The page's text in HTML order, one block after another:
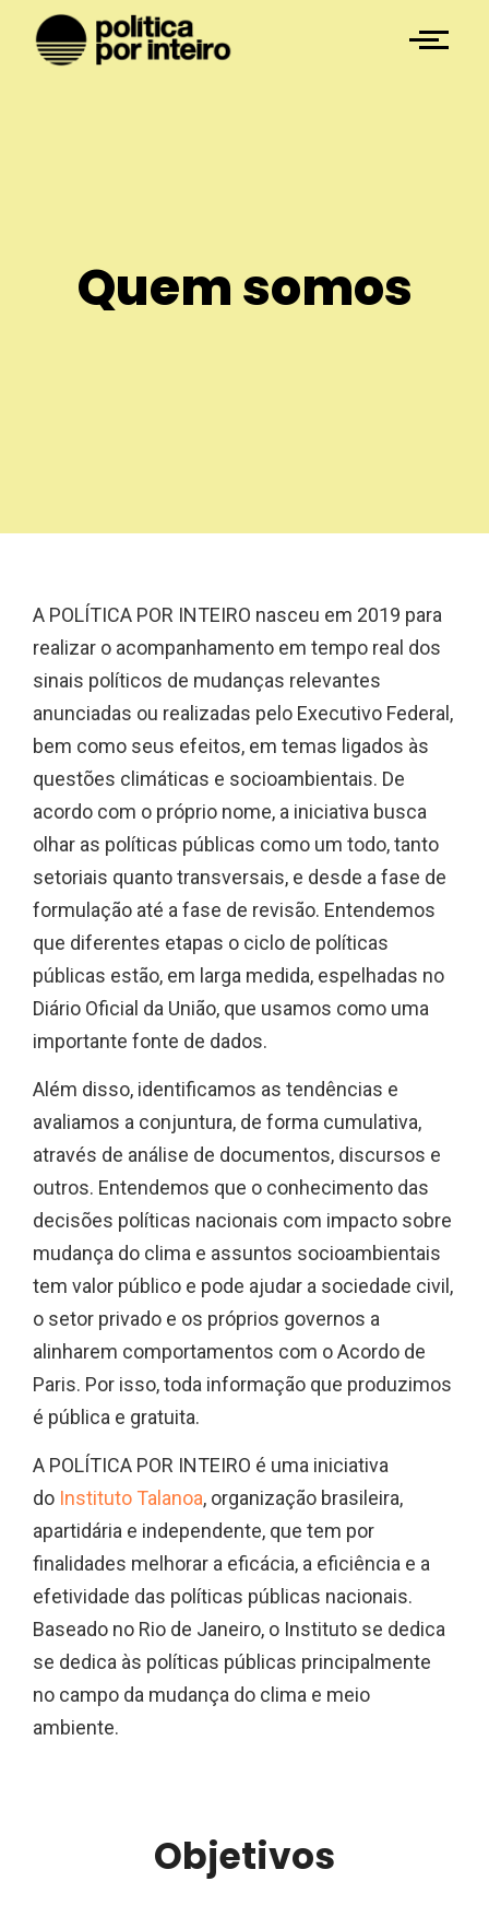
Quem somos
A POLÍTICA POR INTEIRO nasceu em 2019 para
realizar o acompanhamento em tempo real dos
sinais políticos de mudanças relevantes
anunciadas ou realizadas pelo Executivo Federal,
bem como seus efeitos, em temas ligados às
questões climáticas e socioambientais. De
acordo com o próprio nome, a iniciativa busca
olhar as políticas públicas como um todo, tanto
setoriais quanto transversais, e desde a fase de
formulação até a fase de revisão. Entendemos
que diferentes etapas o ciclo de políticas
públicas estão, em larga medida, espelhadas no
Diário Oficial da União, que usamos como uma
importante fonte de dados.
Além disso, identificamos as tendências e
avaliamos a conjuntura, de forma cumulativa,
através de análise de documentos, discursos e
outros. Entendemos que o conhecimento das
decisões políticas nacionais com impacto sobre
mudança do clima e assuntos socioambientais
tem valor público e pode ajudar a sociedade civil,
o setor privado e os próprios governos a
alinharem comportamentos com o Acordo de
Paris. Por isso, toda informação que produzimos
é pública e gratuita.
A POLÍTICA POR INTEIRO é uma iniciativa
do Instituto Talanoa, organização brasileira,
apartidária e independente, que tem por
finalidades melhorar a eficácia, a eficiência e a
efetividade das políticas públicas nacionais.
Baseado no Rio de Janeiro, o Instituto se dedica
se dedica às políticas públicas principalmente
no campo da mudança do clima e meio
ambiente.
Objetivos